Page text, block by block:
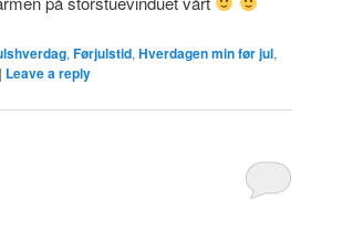
, Førjulstid, Hverdagen min før jul,
| Leave a reply